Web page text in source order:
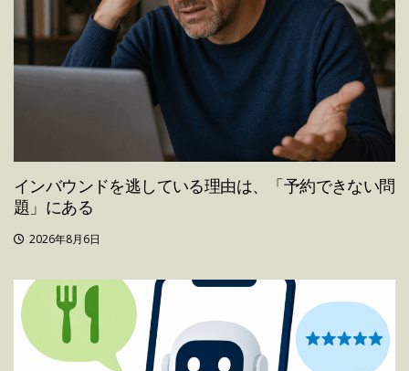
インバウンドを逃している理由は、「予約できない問
題」にある
2026年8月6日